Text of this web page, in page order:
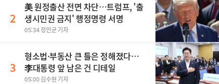
2
美 원정출산 전면 차단…트럼프, '출
생시민권 금지' 행정명령 서명
05:34 정인균 기자
3
형소법·부동산 큰 틀은 정해졌다…
李대통령 앞 남은 건 디테일
05:00 김수현 기자